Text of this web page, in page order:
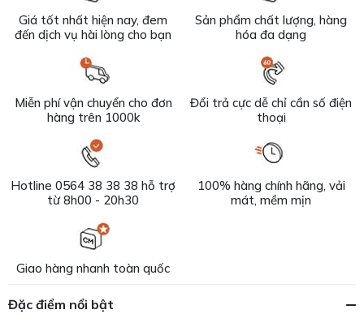
Giá tốt nhất hiện nay, đem
đến dịch vụ hài lòng cho bạn
Sản phẩm chất lượng, hàng
hóa đa dạng
Miễn phí vận chuyển cho đơn
hàng trên 1000k
Đổi trả cực dễ chỉ cần số điện
thoại
Hotline 0564 38 38 38 hỗ trợ
từ 8h00 - 20h30
100% hàng chính hãng, vải
mát, mềm mịn
Giao hàng nhanh toàn quốc
Đặc điểm nổi bật